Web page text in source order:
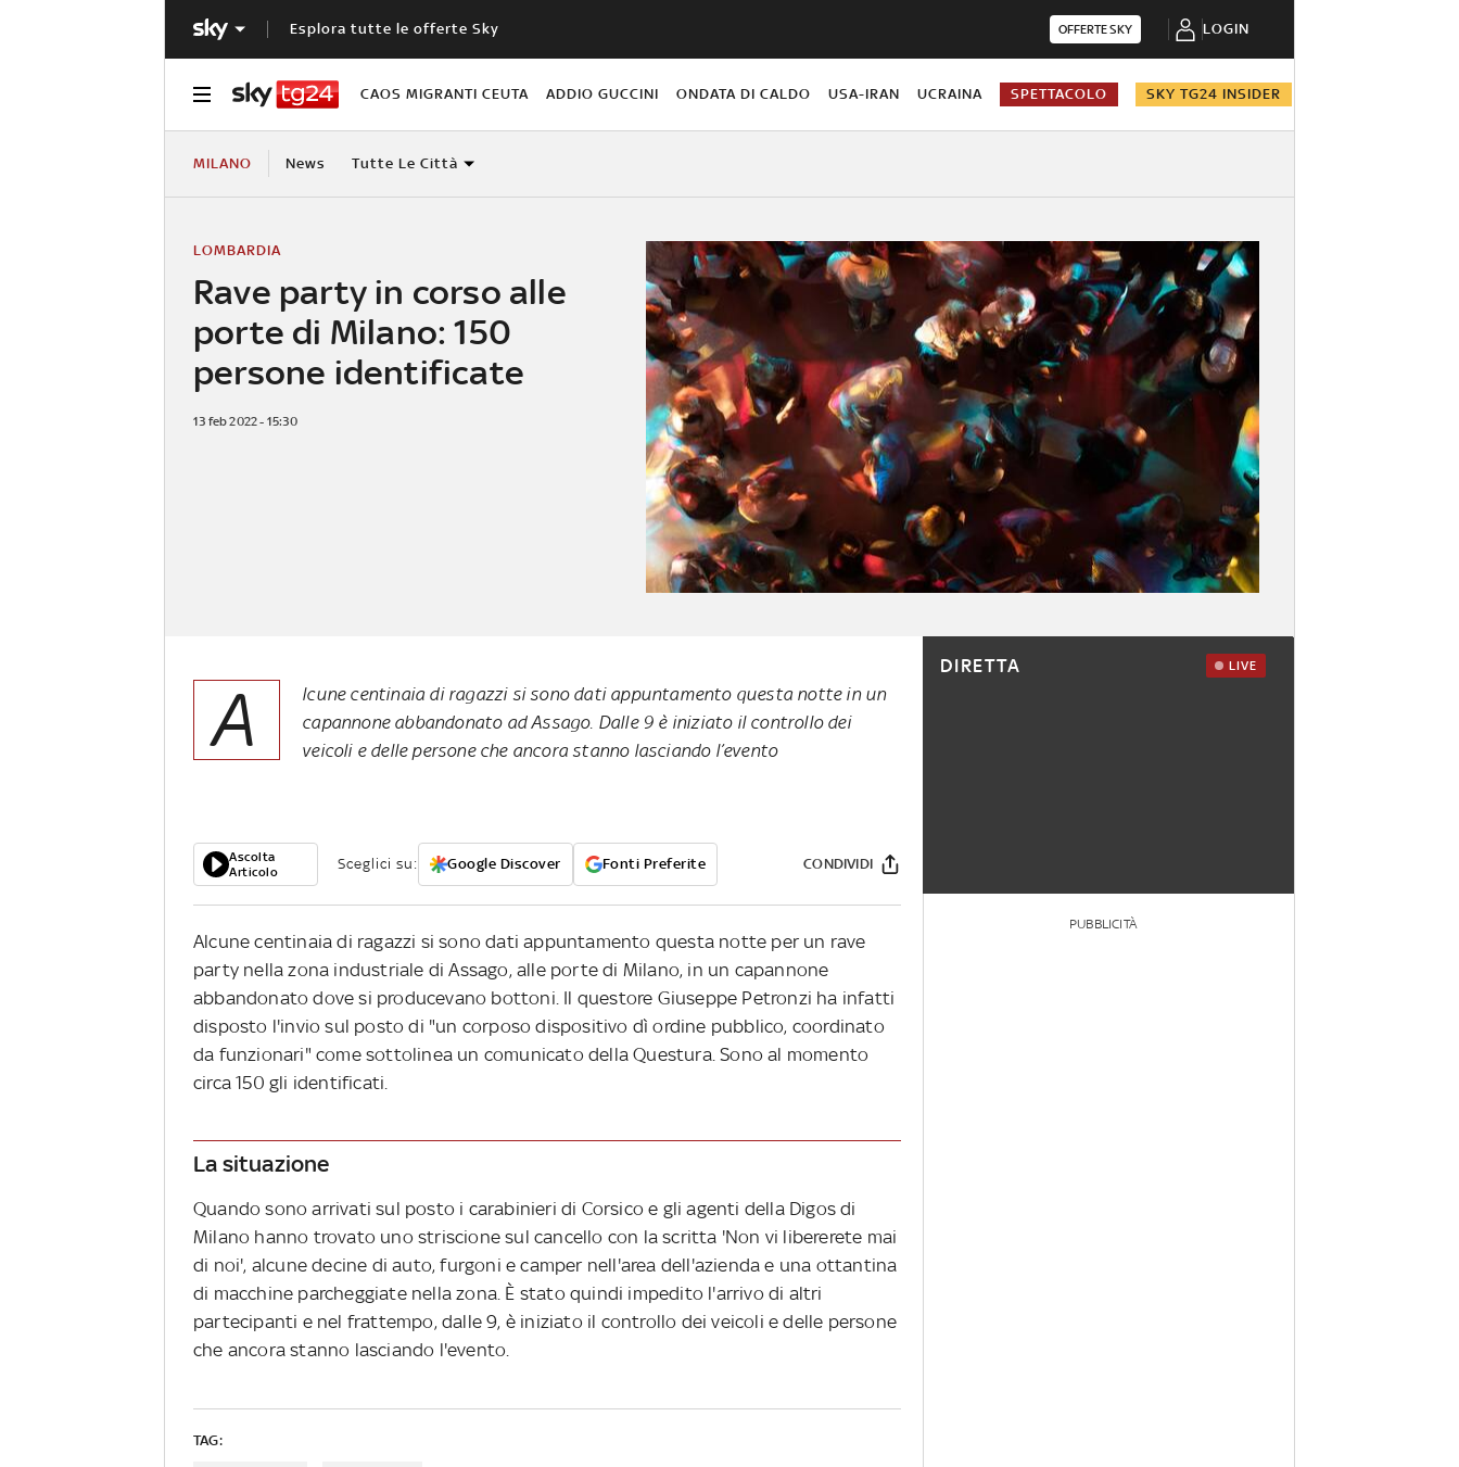
Esplora tutte le offerte Sky OFFERTE SKY LOGIN
CAOS MIGRANTI CEUTA ADDIO GUCCINI ONDATA DI CALDO USA-IRAN UCRAINA SPETTACOLO SKY TG24 INSIDER
MILANO News Tutte Le Città
Rave party in corso alle
porte di Milano: 150
persone identificate
LOMBARDIA
13 feb 2022 - 15:30
A
lcune centinaia di ragazzi si sono dati appuntamento questa notte in un
capannone abbandonato ad Assago. Dalle 9 è iniziato il controllo dei
veicoli e delle persone che ancora stanno lasciando l’evento
Ascolta
Articolo
Sceglici su: Google Discover Fonti Preferite CONDIVIDI
Alcune centinaia di ragazzi si sono dati appuntamento questa notte per un rave
party nella zona industriale di Assago, alle porte di Milano, in un capannone
abbandonato dove si producevano bottoni. Il questore Giuseppe Petronzi ha infatti
disposto l'invio sul posto di "un corposo dispositivo dì ordine pubblico, coordinato
da funzionari" come sottolinea un comunicato della Questura. Sono al momento
circa 150 gli identificati.
La situazione
Quando sono arrivati sul posto i carabinieri di Corsico e gli agenti della Digos di
Milano hanno trovato uno striscione sul cancello con la scritta 'Non vi libererete mai
di noi', alcune decine di auto, furgoni e camper nell'area dell'azienda e una ottantina
di macchine parcheggiate nella zona. È stato quindi impedito l'arrivo di altri
partecipanti e nel frattempo, dalle 9, è iniziato il controllo dei veicoli e delle persone
che ancora stanno lasciando l'evento.
TAG:
DIRETTA LIVE
PUBBLICITÀ